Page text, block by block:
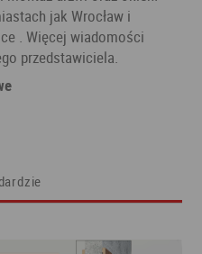
jak Wrocław i
. Więcej wiadomości
przedstawiciela.